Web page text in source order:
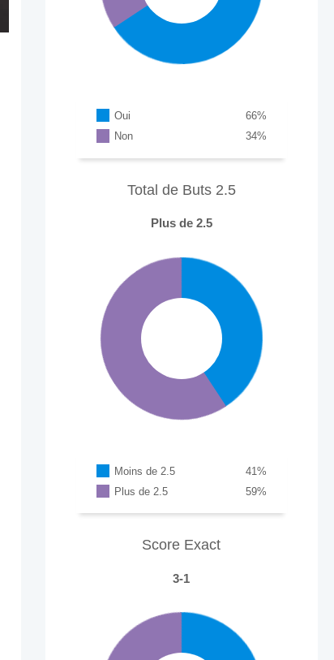
Oui %
66
Non
%
34
Total de Buts 2.5
Plus de 2.5
Moins de 2.5 %
41
Plus de 2.5
%
59
Score Exact
3-1